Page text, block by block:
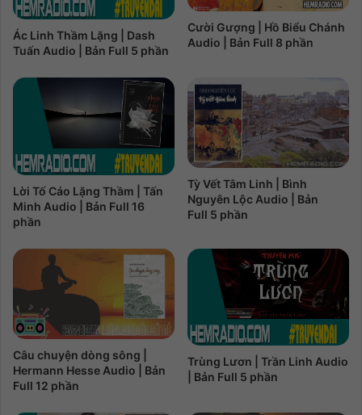
Ác Linh Thầm Lặng | Dash
Tuấn Audio | Bản Full 5 phần
Cười Gượng | Hồ Biểu Chánh
Audio | Bản Full 8 phần
Lời Tố Cáo Lặng Thầm | Tấn
Minh Audio | Bản Full 16
phần
Tỳ Vết Tâm Linh | Bình
Nguyên Lộc Audio | Bản
Full 5 phần
Câu chuyện dòng sông |
Hermann Hesse Audio | Bản
Full 12 phần
Trùng Lươn | Trần Linh Audio
| Bản Full 5 phần